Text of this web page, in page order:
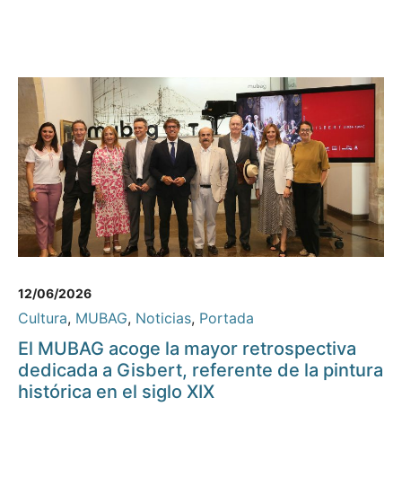
12/06/2026
Cultura, MUBAG, Noticias, Portada
El MUBAG acoge la mayor retrospectiva
dedicada a Gisbert, referente de la pintura
histórica en el siglo XIX